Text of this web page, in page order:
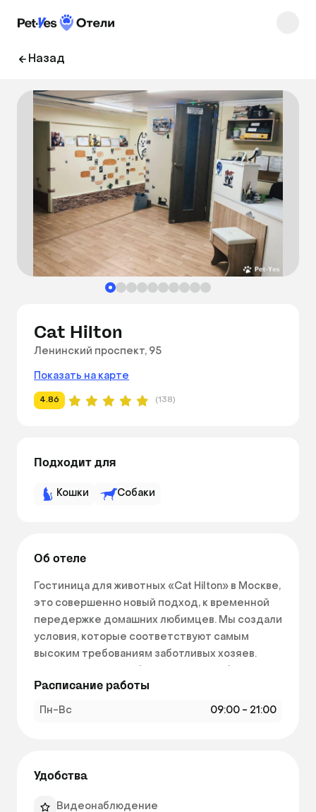
Назад
Cat Hilton
Ленинский проспект, 95
Показать на карте
4.86 (138)
Подходит для
Кошки Собаки
Об отеле
Гостиница для животных «Cat Hilton» в Москве,
это совершенно новый подход, к временной
передержке домашних любимцев. Мы создали
условия, которые соответствуют самым
высоким требованиям заботливых хозяев.
преданность к Вашим питомцам.
видеонаблюдения, ежедневными фото/видео
Расписание работы
Пн-Вс 09:00 - 21:00
Удобства
Видеонаблюдение